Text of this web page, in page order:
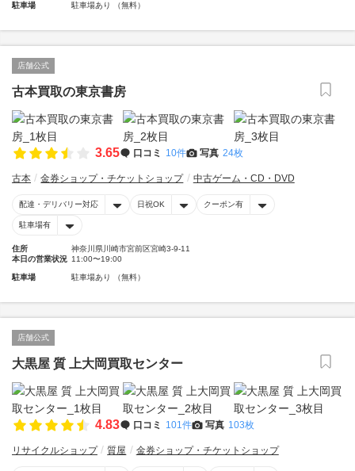
駐車場 駐車場あり （無料）
店舗公式
古本買取の東京書房
3.65 口コミ 10件 写真 24枚
古本 金券ショップ・チケットショップ 中古ゲーム・CD・DVD
配達・デリバリー対応 日祝OK クーポン有
駐車場有
住所
神奈川県川崎市宮前区宮崎3-9-11
本日の営業状況 11:00〜19:00
駐車場 駐車場あり （無料）
店舗公式
大黒屋 質 上大岡買取センター
4.83 口コミ 101件 写真 103枚
リサイクルショップ 質屋 金券ショップ・チケットショップ